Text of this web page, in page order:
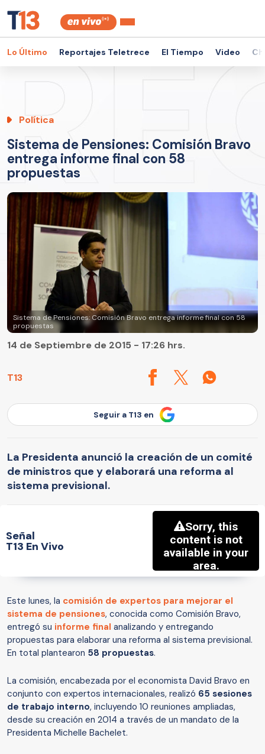
Lo Último Reportajes Teletrece El Tiempo Video
Política
Sistema de Pensiones: Comisión Bravo
entrega informe final con 58
propuestas
Sistema de Pensiones: Comisión Bravo entrega informe final con 58
propuestas
T13
14 de Septiembre de 2015 - 17:26 hrs.
Seguir a T13 en
La Presidenta anunció la creación de un comité
de ministros que y elaborará una reforma al
sistema previsional.
Señal
T13 En Vivo
Este lunes, la comisión de expertos para mejorar el
sistema de pensiones, conocida como Comisión Bravo,
entregó su informe final analizando y entregando
propuestas para elaborar una reforma al sistema previsional.
En total plantearon 58 propuestas.
La comisión, encabezada por el economista David Bravo en
conjunto con expertos internacionales, realizó 65 sesiones
de trabajo interno, incluyendo 10 reuniones ampliadas,
desde su creación en 2014 a través de un mandato de la
Presidenta Michelle Bachelet.